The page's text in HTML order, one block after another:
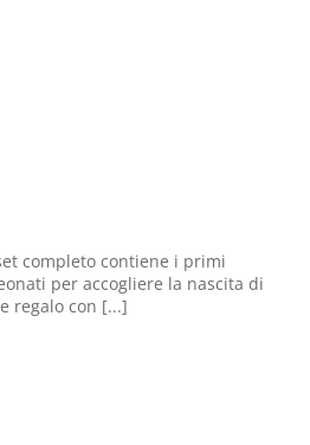
completo contiene i primi
per accogliere la nascita di
regalo con [...]